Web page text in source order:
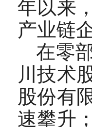
年以来
产业链
在零
川技术
股份有
速攀升